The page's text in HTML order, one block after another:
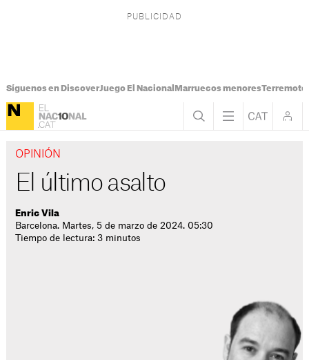
Síguenos en DiscoverJuego El Nacional Marruecos menoresTerremoto
OPINIÓN
El último asalto
Enric Vila
Barcelona. Martes, 5 de marzo de 2024. 05:30
Tiempo de lectura: 3 minutos